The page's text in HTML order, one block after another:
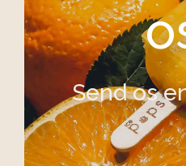
Send os